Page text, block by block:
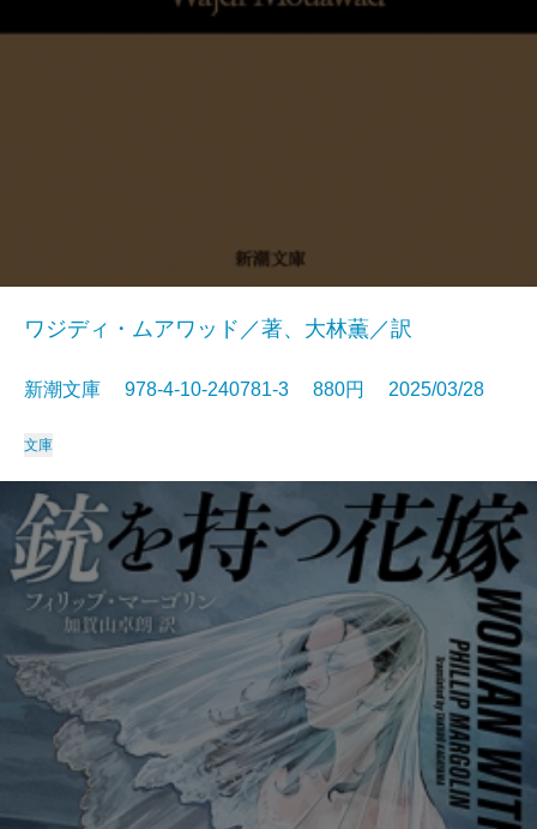
ワジディ・ムアワッド／著、大林薫／訳
新潮文庫 978-4-10-240781-3 880円 2025/03/28
文庫